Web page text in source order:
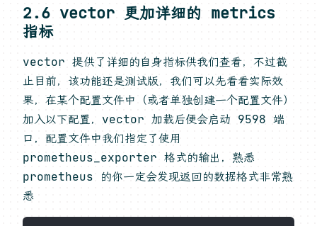
2.6 vector 更加详细的 metrics
指标
vector 提供了详细的自身指标供我们查看，不过截
止目前，该功能还是测试版，我们可以先看看实际效
果，在某个配置文件中（或者单独创建一个配置文件）
加入以下配置，vector 加载后便会启动 9598 端
口，配置文件中我们指定了使用
prometheus_exporter 格式的输出，熟悉
prometheus 的你一定会发现返回的数据格式非常熟
悉